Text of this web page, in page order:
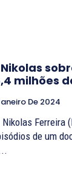
milhões
De 2024
Ferreira
de um